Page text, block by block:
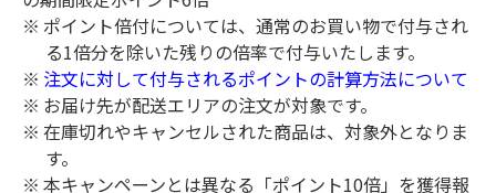
ポイント倍付については、通常のお買い物で付与され
る1倍分を除いた残りの倍率で付与いたします。
注文に対して付与されるポイントの計算方法について
お届け先が配送エリアの注文が対象です。
在庫切れやキャンセルされた商品は、対象外となりま
す。
本キャンペーンとは異なる「ポイント10倍」を獲得報